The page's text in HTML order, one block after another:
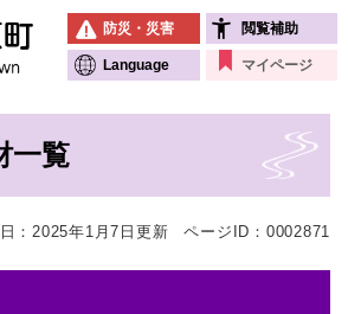
ニューを飛ばして本文へ
防災・災害 閲覧補助
Language マイページ
一覧
：2025年1月7日更新 ページID：0002871